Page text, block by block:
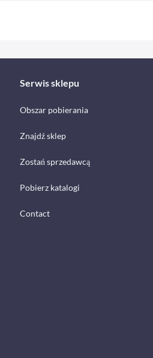
Serwis sklepu
Obszar pobierania
Znajdź sklep
Zostań sprzedawcą
Pobierz katalogi
Contact